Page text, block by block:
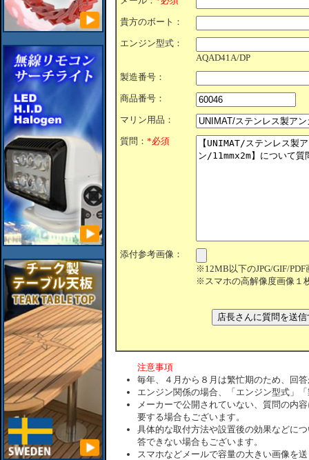
貴方のボート：
エンジン型式：
AQAD41A/DP
製造番号：
商品番号：
マリン用品：
質問： *必須
添付参考画像：
※12MB以下のJPG/GIF/
※スマホの高解像度画像１
注意事項
毎年、４月から８月は繁忙期のため、回
エンジン関係の場合、「エンジン型式」
メーカーで公開されていない、質問の内
要する場合もございます。
具体的な取付方法や設置後の効果などに
答できない場合もございます。
スマホなどメールで容量の大きい画像を